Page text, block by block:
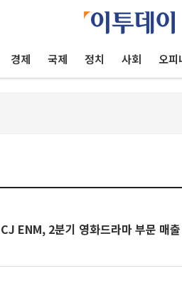
경제 국제 정치 사회 오피
CJ ENM, 2분기 영화드라마 부문 매